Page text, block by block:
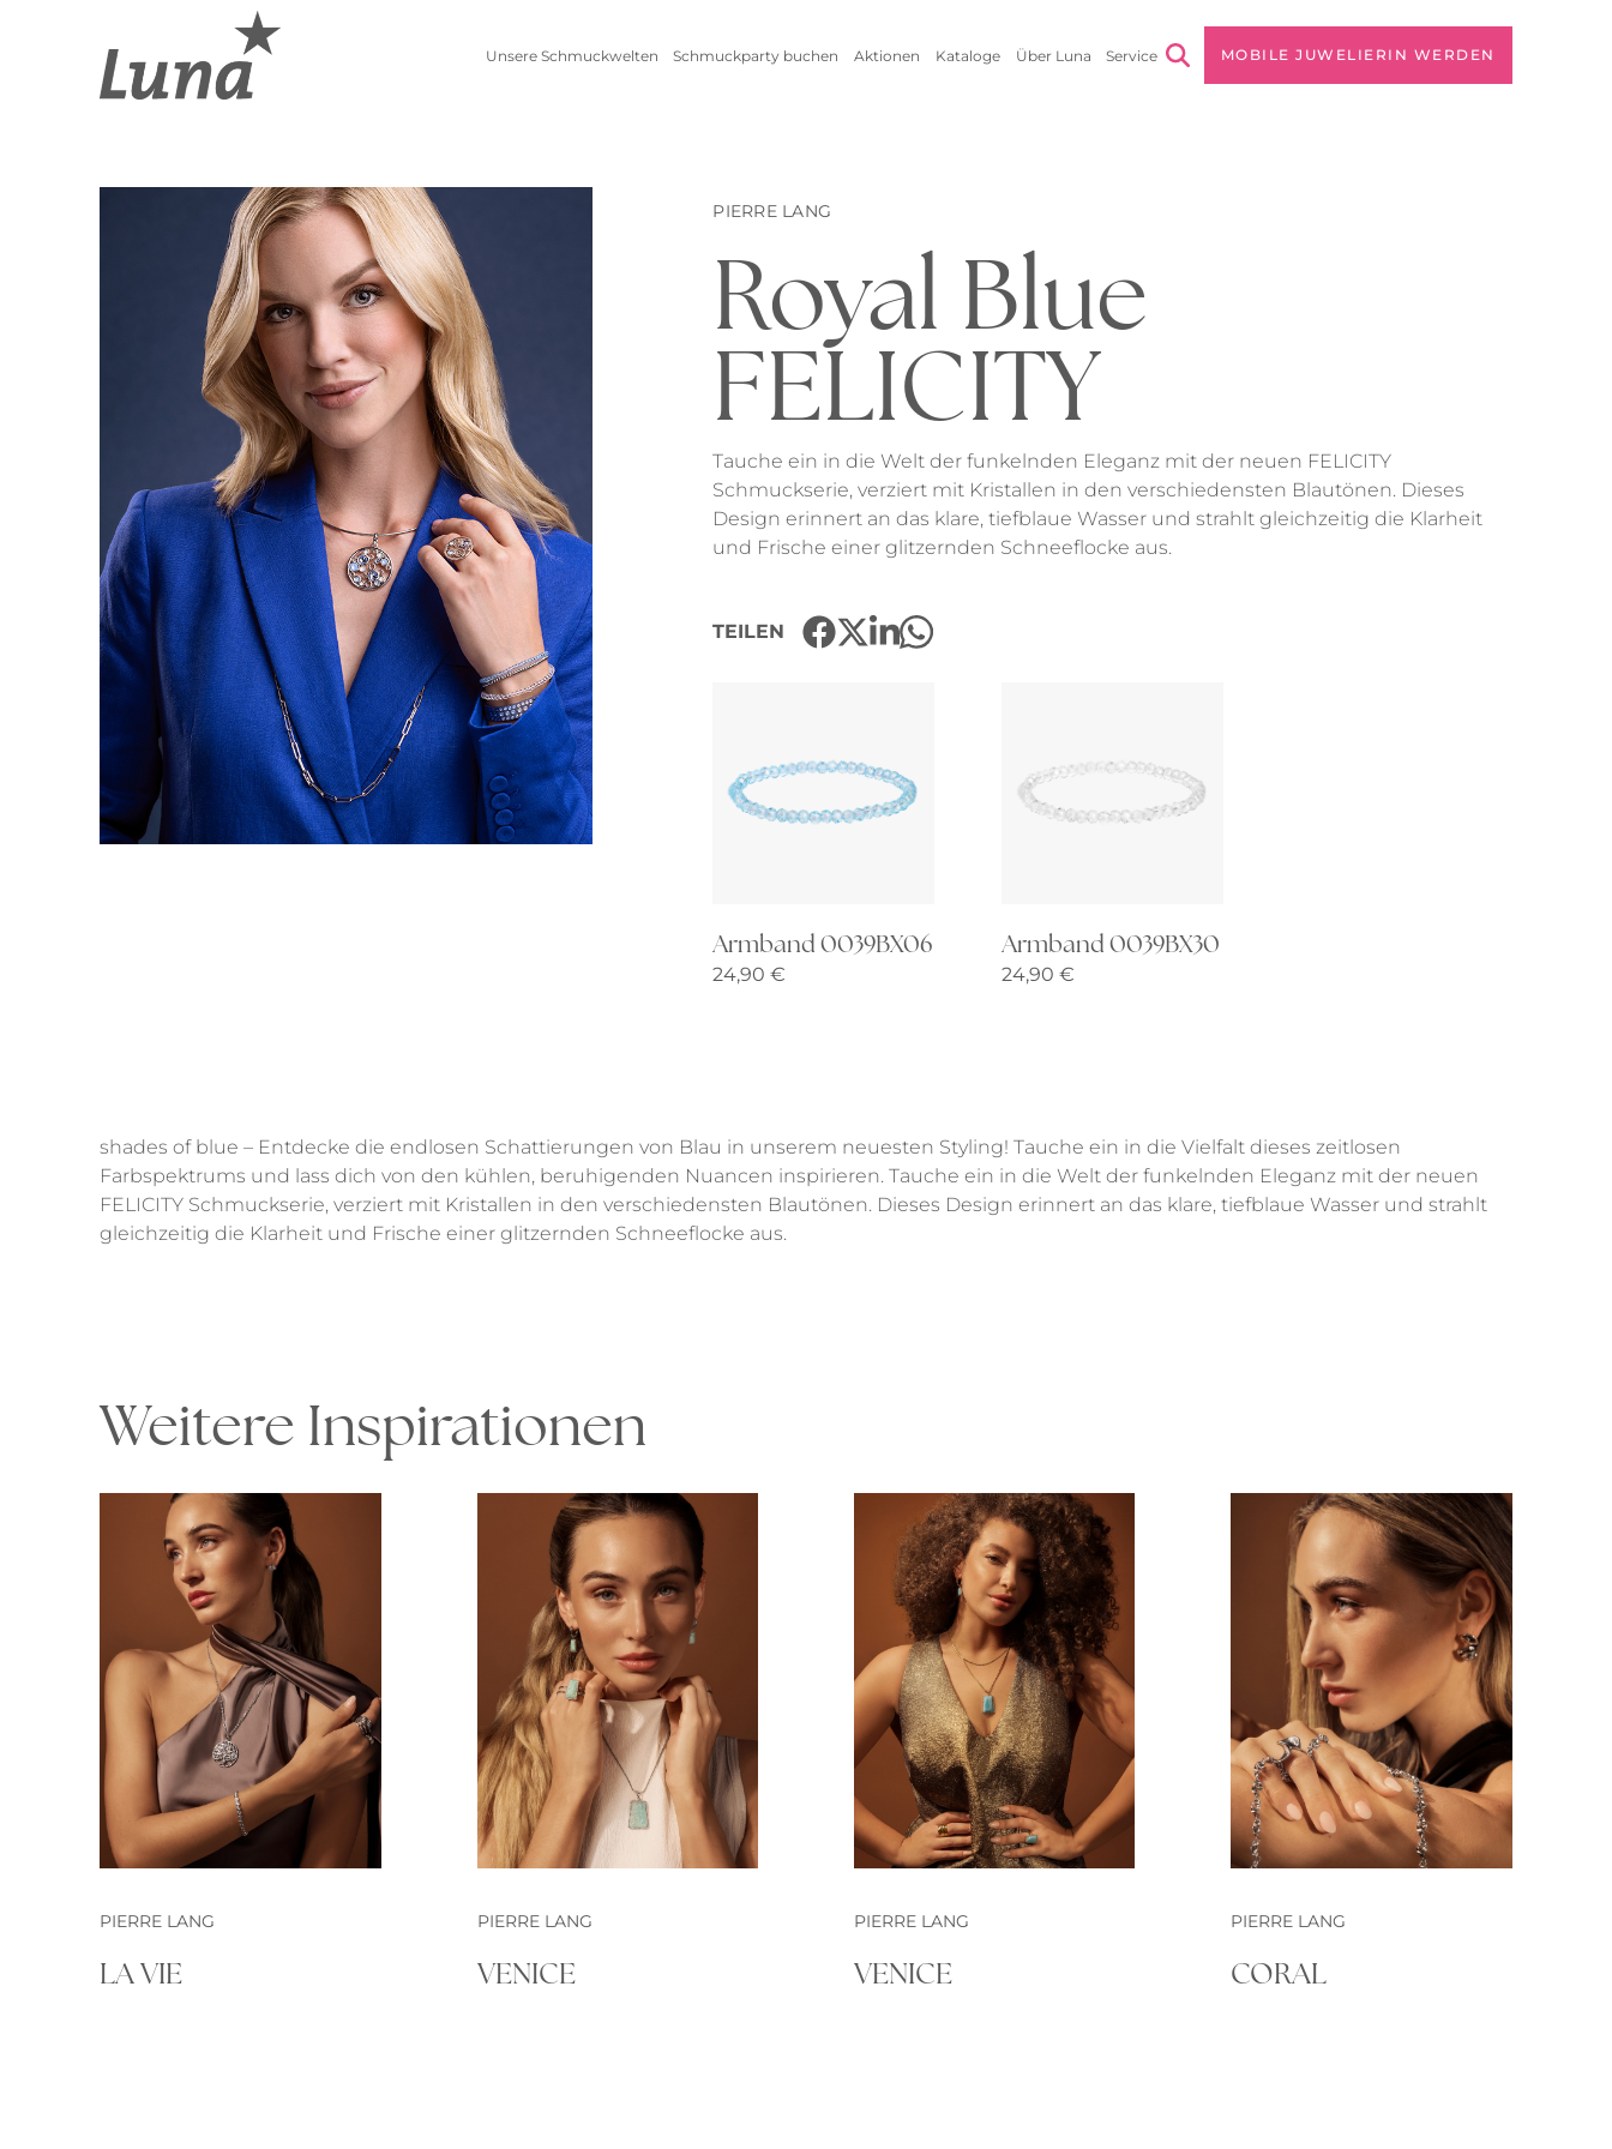
Unsere Schmuckwelten
Pierre Lang entdecken
Kollektionen
Neue Kollektion
Lebenszahlen
Sternzeichen
Creolen
Einhänger
Ohrhänger
Ohrstecker
Alle anzeigen
Anhänger
Kettenanhänger
Beads
Alle anzeigen
Armreifen
Uhren
Fußkettchen
Alle anzeigen
Halsschmuck
Ketten
Reifen
Schmuckparty buchen Aktionen Kataloge Über Luna Service MOBILE JUWELIERIN WERDEN
PIERRE LANG
Royal Blue
FELICITY
Tauche ein in die Welt der funkelnden Eleganz mit der neuen FELICITY
Schmuckserie, verziert mit Kristallen in den verschiedensten Blautönen. Dieses
Design erinnert an das klare, tiefblaue Wasser und strahlt gleichzeitig die Klarheit
und Frische einer glitzernden Schneeflocke aus.
TEILEN
Armband 0039BX06
24,90€
Armband 0039BX30
24,90€
shades of blue – Entdecke die endlosen Schattierungen von Blau in unserem neuesten Styling! Tauche ein in die Vielfalt dieses zeitlosen
Farbspektrums und lass dich von den kühlen, beruhigenden Nuancen inspirieren. Tauche ein in die Welt der funkelnden Eleganz mit der neuen
FELICITY Schmuckserie, verziert mit Kristallen in den verschiedensten Blautönen. Dieses Design erinnert an das klare, tiefblaue Wasser und strahlt
gleichzeitig die Klarheit und Frische einer glitzernden Schneeflocke aus.
Weitere Inspirationen
PIERRE LANG
LA VIE
PIERRE LANG
VENICE
PIERRE LANG
VENICE
PIERRE LANG
CORAL